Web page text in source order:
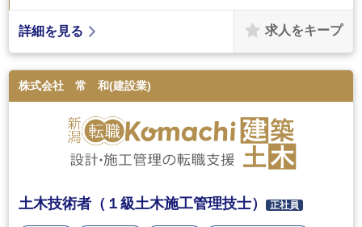
詳細を見る 求人をキープ
株式会社 常 和(建設業)
土木技術者（１級土木施工管理技士） 正社員